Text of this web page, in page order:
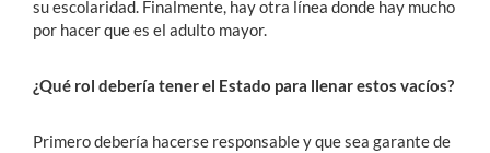
su escolaridad. Finalmente, hay otra línea donde hay mucho
por hacer que es el adulto mayor.
¿Qué rol debería tener el Estado para llenar estos vacíos?
Primero debería hacerse responsable y que sea garante de